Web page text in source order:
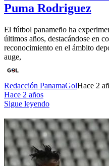
Puma Rodriguez
El fútbol panameño ha
últimos años, destacándose en
reconocimiento en el ámbito
auge,
Redacción PanamaGolHace 2
Hace 2 años
Sigue leyendo